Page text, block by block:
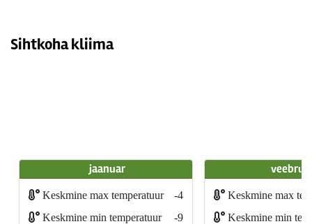
Sihtkoha kliima
jaanuar
Keskmine max temperatuur
-4
Keskmine min temperatuur
-9
Keskmine max
Keskmine min